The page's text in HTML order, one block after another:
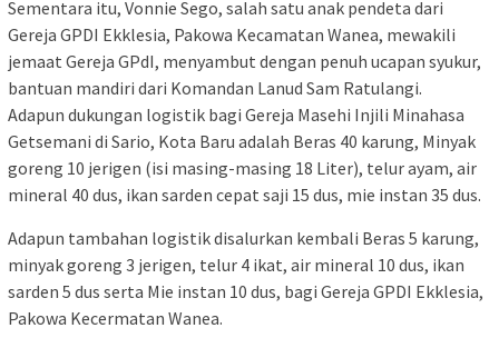
Sementara itu, Vonnie Sego, salah satu anak pendeta dari
Gereja GPDI Ekklesia, Pakowa Kecamatan Wanea, mewakili
jemaat Gereja GPdI, menyambut dengan penuh ucapan syukur,
bantuan mandiri dari Komandan Lanud Sam Ratulangi.
Adapun dukungan logistik bagi Gereja Masehi Injili Minahasa
Getsemani di Sario, Kota Baru adalah Beras 40 karung, Minyak
goreng 10 jerigen (isi masing-masing 18 Liter), telur ayam, air
mineral 40 dus, ikan sarden cepat saji 15 dus, mie instan 35 dus.
Adapun tambahan logistik disalurkan kembali Beras 5 karung,
minyak goreng 3 jerigen, telur 4 ikat, air mineral 10 dus, ikan
sarden 5 dus serta Mie instan 10 dus, bagi Gereja GPDI Ekklesia,
Pakowa Kecermatan Wanea.